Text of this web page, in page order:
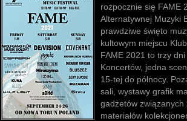
rozpocznie się FAME
Alternatywnej Muzyki
prawdziwe święto
kultowym miejscu
FAME 2021 to trzy
Koncertów, jedna
15-tej do północy.
sali, wystawy grafik
gadżetów
materiałów